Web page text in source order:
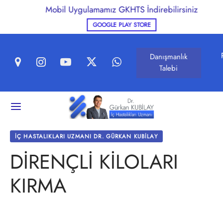
Mobil Uygulamamız GKHTS İndirebilirsiniz
GOOGLE PLAY STORE
Danışmanlık
Talebi
İÇ HASTALIKLARI UZMANI DR. GÜRKAN KUBILAY
DİRENÇLİ KİLOLARI
KIRMA
Geri
BESLENME VE ZAYIFLAMA
Direnci